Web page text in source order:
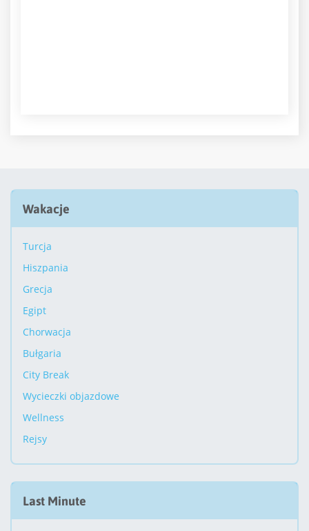
Wakacje
Turcja
Hiszpania
Grecja
Egipt
Chorwacja
Bułgaria
City Break
Wycieczki objazdowe
Wellness
Rejsy
Last Minute